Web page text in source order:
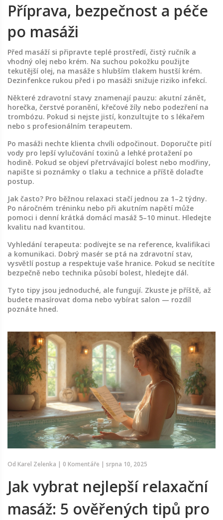
Příprava, bezpečnost a péče
po masáži
Před masáží si připravte teplé prostředí, čistý ručník a
vhodný olej nebo krém. Na suchou pokožku použijte
tekutější olej, na masáže s hlubším tlakem hustší krém.
Dezinfenkce rukou před i po masáži snižuje riziko infekcí.
Některé zdravotní stavy znamenají pauzu: akutní zánět,
horečka, čerstvé poranění, křečové žíly nebo podezření na
trombózu. Pokud si nejste jistí, konzultujte to s lékařem
nebo s profesionálním terapeutem.
Po masáži nechte klienta chvíli odpočinout. Doporučte pití
vody pro lepší vylučování toxinů a lehké protažení po
hodině. Pokud se objeví přetrvávající bolest nebo modřiny,
napište si poznámky o tlaku a technice a příště dolaďte
postup.
Jak často? Pro běžnou relaxaci stačí jednou za 1–2 týdny.
Po náročném tréninku nebo při akutním napětí může
pomoci i denní krátká domácí masáž 5–10 minut. Hledejte
kvalitu nad kvantitou.
Vyhledání terapeuta: podívejte se na reference, kvalifikaci
a komunikaci. Dobrý masér se ptá na zdravotní stav,
vysvětlí postup a respektuje vaše hranice. Pokud se necítíte
bezpečně nebo technika působí bolest, hledejte dál.
Tyto tipy jsou jednoduché, ale fungují. Zkuste je příště, až
budete masírovat doma nebo vybírat salon — rozdíl
poznáte hned.
Od Karel Zelenka | 0 Komentáře | srpna 10, 2025
Jak vybrat nejlepší relaxační
masáž: 5 ověřených tipů pro